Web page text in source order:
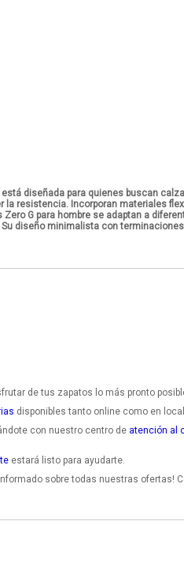
diseñada para quienes buscan
la resistencia. Incorporan materiales
Zero G para hombre se adaptan a
diseño minimalista con
de tus zapatos lo más pronto
disponibles tanto online como en
con nuestro centro de atención al
estará listo para ayudarte.
sobre todas nuestras ofertas!